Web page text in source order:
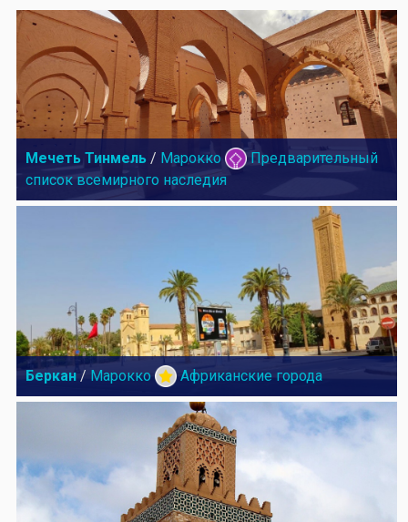
Мечеть Тинмель / Марокко
Предварительный
список всемирного наследия
Беркан / Марокко Африканские города